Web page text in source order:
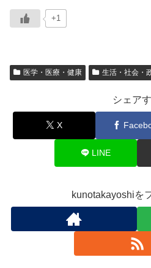
+1
医学・医療・健康 生活・社会・
シェア
X
LINE
kunotakayoshiを